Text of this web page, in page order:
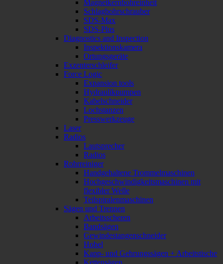
Magnetkernbohreinheit
Schlagbohrschrauber
SDS-Max
SDS-Plus
Diagnostics and Inspection
Inspektionskamera
Ortungsgeräte
Exzenterschleifer
Force Logic
Expansion tools
Hydraulikpumpen
Kabelschneider
Lochstanzen
Presswerkzeuge
Laser
Radios
Lautsprecher
Radios
Rohrreiniger
Handgehaltene Trommelmaschinen
Hochgeschwindigkeitsmaschinen mit
flexibler Welle
Teilspiralenmaschinen
Sägen und Trennen
Arbeitsscheren
Bandsägen
Gewindestangenschneider
Hobel
Kapp- und Gehrungssägen + Arbeitstische
Kettensägen